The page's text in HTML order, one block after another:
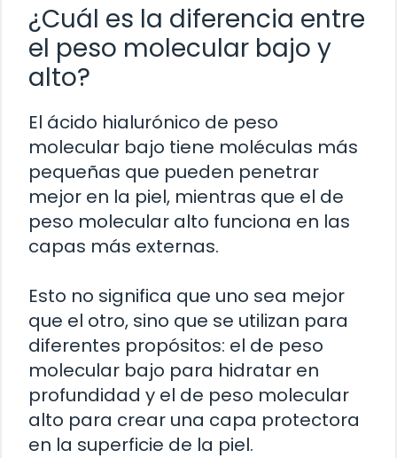
¿Cuál es la diferencia entre
el peso molecular bajo y
alto?
El ácido hialurónico de peso
molecular bajo tiene moléculas más
pequeñas que pueden penetrar
mejor en la piel, mientras que el de
peso molecular alto funciona en las
capas más externas.
Esto no significa que uno sea mejor
que el otro, sino que se utilizan para
diferentes propósitos: el de peso
molecular bajo para hidratar en
profundidad y el de peso molecular
alto para crear una capa protectora
en la superficie de la piel.